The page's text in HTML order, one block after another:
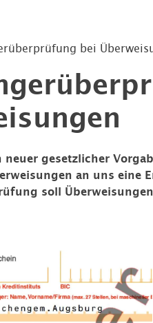
bei
neuer gesetzlicher
an uns
soll